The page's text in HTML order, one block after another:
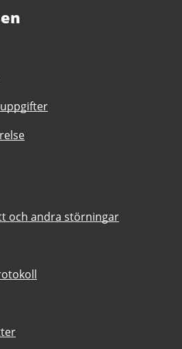
och andra störningar